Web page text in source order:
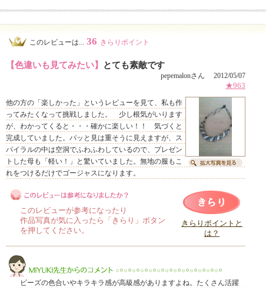
このレビューは... 36 きらりポイント
【色違いも見てみたい】 とても素敵です
pepemalonさん 2012/05/07
★963
他の方の「楽しかった」というレビューを見て、私も作
ってみたくなって挑戦しました。 少し根気がいります
が、わかってくると・・・確かに楽しい！！ 気づくと
完成していました。パッと見は重そうに見えますが、ス
パイラルの中は空洞でふわふわしているので、プレゼン
トした母も「軽い！」と驚いていました。無地の服もこ
れをつけるだけでゴージャスになります。
このレビューは参考になりましたか？
このレビューが参考になったり
作品写真が気に入ったら「きらり」ボタン
を押してください。
きらりポイントと
は？
ビーズの色合いやキラキラ感が高級感がありますよね。たくさん活躍